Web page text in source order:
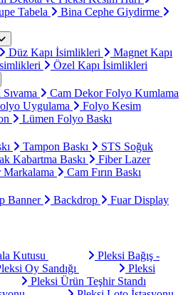
Tabela
Bina Cephe Giydirme
Düz Kapı İsimlikleri
Magnet Kapı
Özel Kapı İsimlikleri
Cam Dekor Folyo Kumlama
Uygulama
Folyo Kesim
Lümen Folyo Baskı
Tampon Baskı
STS Soğuk
Kabartma Baskı
Fiber Lazer
Cam Fırın Baskı
Banner Backdrop
Fuar Display
Kutusu
Pleksi Bağış -
Oy Sandığı
Pleksi
Pleksi Ürün Teşhir Standı